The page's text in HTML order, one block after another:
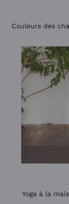
Couleurs des
Yoga à la